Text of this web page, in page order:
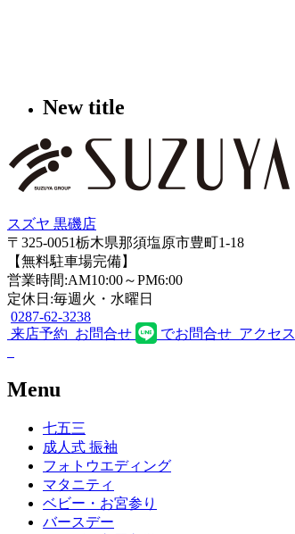
New title
スズヤ 黒磯店
〒325-0051栃木県那須塩原市豊町1-18
【無料駐車場完備】
営業時間:AM10:00～PM6:00
定休日:毎週火・水曜日
0287-62-3238
来店予約 お問合せ でお問合せ アクセス
Menu
七五三
成人式 振袖
フォトウエディング
マタニティ
ベビー・お宮参り
バースデー